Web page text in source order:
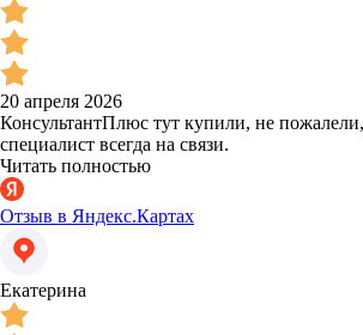
20 апреля 2026
КонсультантПлюс тут купили, не пожалели,
специалист всегда на связи.
Читать полностью
Отзыв в Яндекс.Картах
Екатерина